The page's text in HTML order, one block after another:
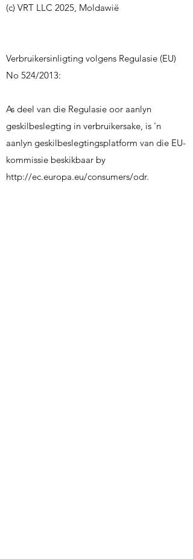
(c) VRT LLC 2025, Moldawië
Verbruikersinligting volgens Regulasie (EU)
No 524/2013:
As deel van die Regulasie oor aanlyn
geskilbeslegting in verbruikersake, is 'n
aanlyn geskilbeslegtingsplatform van die EU-
kommissie beskikbaar by
http://ec.europa.eu/consumers/odr.